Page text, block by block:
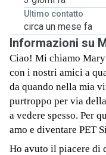
Ultimo contatto
circa un mese fa
Informazioni su
Ciao! Mi chiamo Mary
con i nostri amici a
da quando nella mia
purtroppo per via
a vedere spesso. Per
amo e diventare PET
Ho avuto il piacere di